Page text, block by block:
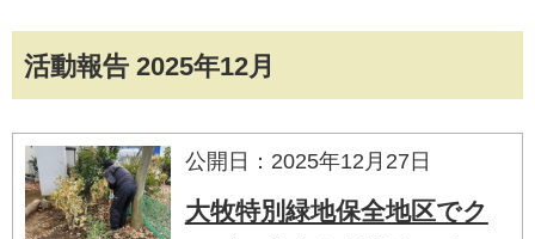
活動報告 2025年12月
公開日：2025年12月27日
大牧特別緑地保全地区でク